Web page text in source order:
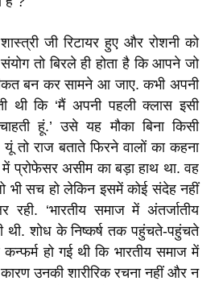
जी रिटायर हुए और रोशनी को
संयोग तो बिरले ही होता है कि आपने जो
बन कर सामने आ जाए. कभी अपनी
थी कि ‘मैं अपनी पहली क्लास इसी
चाहती हूं.’ उसे यह मौका बिना किसी
तो राज बताते फिरने वालों का कहना
प्रोफेसर असीम का बड़ा हाथ था. वह
भी सच हो लेकिन इसमें कोई संदेह नहीं
रही. ‘भारतीय समाज में अंतर्जातीय
थी. शोध के निष्कर्ष तक पहुंचते-पहुंचते
हो गई थी कि भारतीय समाज में
उनकी शारीरिक रचना नहीं और न